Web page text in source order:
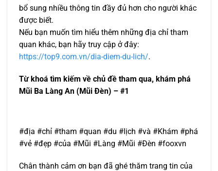
bổ sung nhiều thông tin đầy đủ hơn cho người khác
được biết.
Nếu bạn muốn tìm hiểu thêm những địa chỉ tham
quan khác, bạn hãy truy cập ở đây:
https://top9.com.vn/dia-diem-du-lich/.
Từ khoá tìm kiếm về chủ đề tham qua, khám phá
Mũi Ba Làng An (Mũi Đèn) – #1
#địa #chỉ #tham #quan #du #lịch #và #Khám #phá
#vẻ #đẹp #của #Mũi #Làng #Mũi #Đèn #fooxvn
Chân thành cảm ơn bạn đã ghé thăm trang tin của